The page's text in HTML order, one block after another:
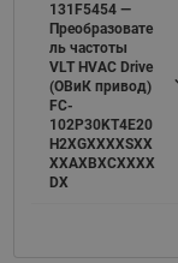
131F5454 —
Преобразовате
ль частоты
VLT HVAC Drive
(ОВиК привод)
FC-
102P30KT4E20
H2XGXXXXSXX
XXAXBXCXXXX
DX